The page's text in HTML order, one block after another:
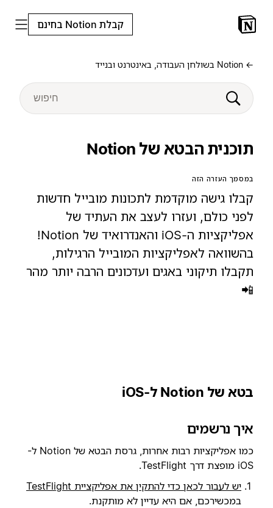
קבלת Notion בחינם
← Notion בשולחן העבודה, באינטרנט ובנייד
תוכנית הבטא של Notion
במסמך העזרה הזה
קבלו גישה מוקדמת לתכונות מובייל חדשות
לפני כולם, ועזרו לעצב את העתיד של
אפליקציות ה-iOS והאנדרואיד של Notion!
בהשוואה לאפליקציות המובייל הרגילות,
תקבלו תיקוני באגים ועדכונים הרבה יותר מהר
📲
בטא של Notion ל-iOS
איך נרשמים
כמו אפליקציות רבות אחרות, גרסת הבטא של Notion ל-
iOS מופצת דרך TestFlight.
יש לעבור לכאן כדי להתקין את אפליקציית TestFlight
במכשירכם, אם היא עדיין לא מותקנת.